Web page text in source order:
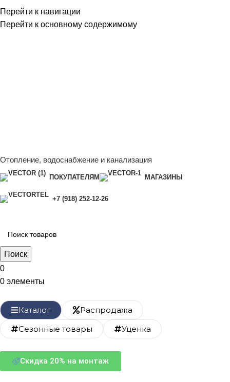
Перейти к навигации
Перейти к основному содержимому
Отопление, водоснабжение и канализация
ПОКУПАТЕЛЯМ МАГАЗИНЫ
+7 (918) 252-12-26
Поиск
0
0 элементы
Каталог
Распродажа
Сезонные товары
Уценка
Скидка 20% на монтаж